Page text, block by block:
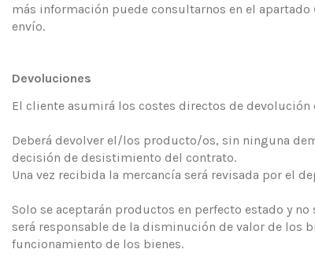
más información puede consultarnos en el apartado
envío.
Devoluciones
El cliente asumirá los costes directos de
Deberá devolver el/los producto/os, sin ninguna
decisión de desistimiento del contrato.
Una vez recibida la mercancía será revisada por el
Solo se aceptarán productos en perfecto estado y
será responsable de la disminución de valor de los
funcionamiento de los bienes.